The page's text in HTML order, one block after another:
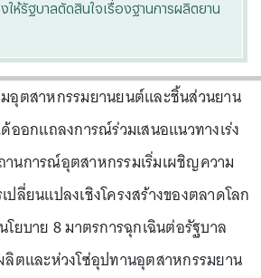
ให้รัฐบาลตัดสินใจเรื่องฐานการผลิตยาน
อุตสาหกรรมยานยนต์และชิ้นส่วนยาน
อกแถลงการณ์ร่วมเสนอแนวทางเร่ง
นการณ์อุตสาหกรรมเริ่มเผชิญความ
ปลี่ยนแปลงเชิงโครงสร้างของตลาดโลก
โยบาย 8 มาตรการฉุกเฉินต่อรัฐบาล
ลิตและห่วงโซ่อุปทานอุตสาหกรรมยาน